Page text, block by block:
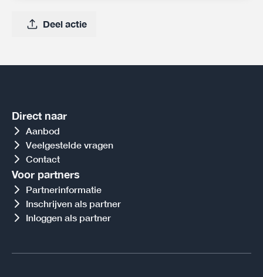
Deel actie
Direct naar
Aanbod
Veelgestelde vragen
Contact
Voor partners
Partnerinformatie
Inschrijven als partner
Inloggen als partner